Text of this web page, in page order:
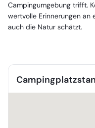
Campingumgebung trifft.
wertvolle Erinnerungen an
auch die Natur schätzt.